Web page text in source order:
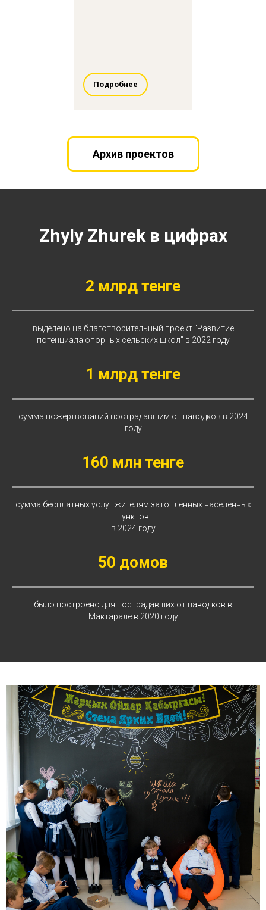
Подробнее
Архив проектов
Zhyly Zhurek в цифрах
2 млрд тенге
выделено на благотворительный проект "Развитие
потенциала опорных сельских школ" в 2022 году
1 млрд тенге
сумма пожертвований пострадавшим от паводков в 2024
году
160 млн тенге
сумма бесплатных услуг жителям затопленных населенных
пунктов
в 2024 году
50 домов
было построено для пострадавших от паводков в
Мактарале в 2020 году